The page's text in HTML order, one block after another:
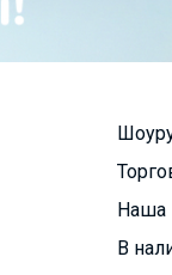
Наша
В